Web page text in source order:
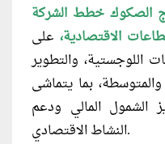
الصكوك خطط الشركة
الاقتصادية، على
اللوجستية، والتطوير
بما يتماشى
الشمول المالي ودعم
النشاط الاقتصادي.